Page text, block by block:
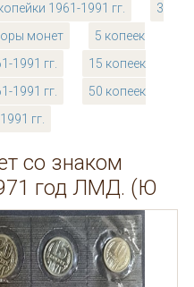
1961-1991 гг.
3
монет
5 копеек
1991 гг.
15 копеек
1991 гг.
50 копеек
гг.
со знаком
год ЛМД. (Ю